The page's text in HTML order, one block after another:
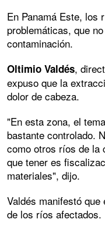
En Panamá Este, los
problemáticas, que
contaminación.
Oltimio Valdés,
expuso que la
dolor de cabeza.
"En esta zona, el
bastante controlado.
como otros ríos de la
que tener es
materiales", dijo.
Valdés manifestó
de los ríos afectados.